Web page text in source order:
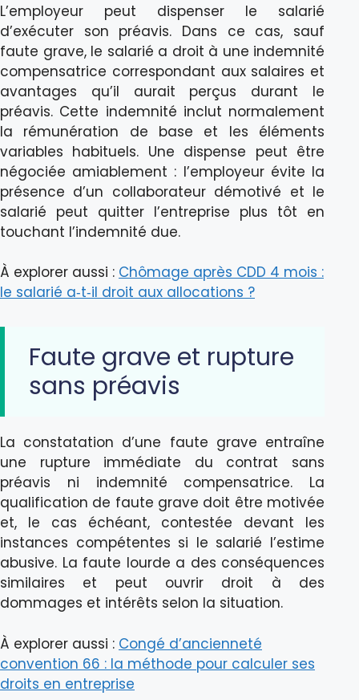
L’employeur peut dispenser le salarié
d’exécuter son préavis. Dans ce cas, sauf
faute grave, le salarié a droit à une indemnité
compensatrice correspondant aux salaires et
avantages qu’il aurait perçus durant le
préavis. Cette indemnité inclut normalement
la rémunération de base et les éléments
variables habituels. Une dispense peut être
négociée amiablement : l’employeur évite la
présence d’un collaborateur démotivé et le
salarié peut quitter l’entreprise plus tôt en
touchant l’indemnité due.
À explorer aussi : Chômage après CDD 4 mois :
le salarié a‑t‑il droit aux allocations ?
Faute grave et rupture
sans préavis
La constatation d’une faute grave entraîne
une rupture immédiate du contrat sans
préavis ni indemnité compensatrice. La
qualification de faute grave doit être motivée
et, le cas échéant, contestée devant les
instances compétentes si le salarié l’estime
abusive. La faute lourde a des conséquences
similaires et peut ouvrir droit à des
dommages et intérêts selon la situation.
À explorer aussi : Congé d’ancienneté
convention 66 : la méthode pour calculer ses
droits en entreprise